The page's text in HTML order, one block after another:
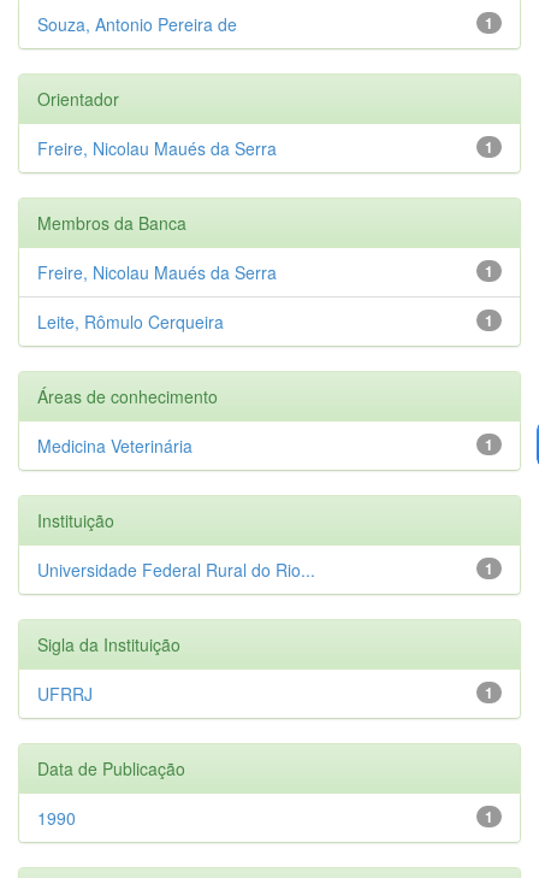
1
Souza, Antonio Pereira de
Orientador
1
Freire, Nicolau Maués da Serra
Membros da Banca
1
Freire, Nicolau Maués da Serra
1
Leite, Rômulo Cerqueira
Áreas de conhecimento
1
Medicina Veterinária
Instituição
1
Universidade Federal Rural do Rio...
Sigla da Instituição
1
UFRRJ
Data de Publicação
1
1990